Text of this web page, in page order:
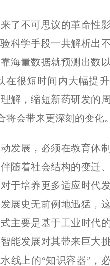
不可思议的革命性
科学手段一共解析出
海量数据就预测出数
在很短时间内大幅提
解，缩短新药研发的
会带来更深刻的变化。
展，必须在教育体
随着社会结构的变迁
于培养更多适应时代
展史无前例地迅猛，
主要是基于工业时代
能发展对其带来巨大
线上的“知识容器”，